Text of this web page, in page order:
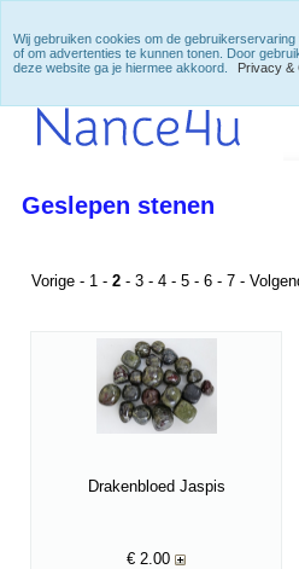
Geslepen stenen
Vorige - 1 - 2 - 3 - 4 - 5 - 6 - 7 -
Drakenbloed Jaspis
€ 2.00
Wij gebruiken cookies om de
of om advertenties te kunnen tonen. Door
deze website ga je hiermee akkoord.
Privacy &